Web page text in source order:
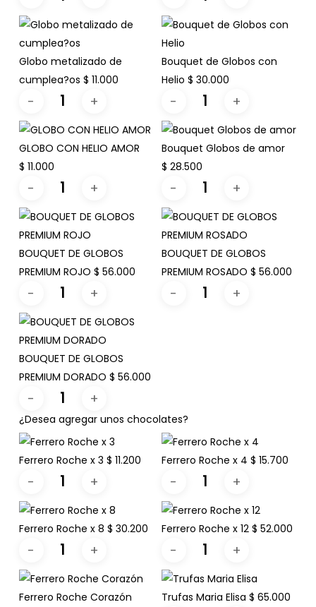
Globo metalizado de
cumplea?os $ 11.000
Bouquet de Globos con
Helio $ 30.000
GLOBO CON HELIO AMOR
$ 11.000
Bouquet Globos de amor
$ 28.500
BOUQUET DE GLOBOS
PREMIUM ROJO $ 56.000
BOUQUET DE GLOBOS
PREMIUM ROSADO $ 56.000
BOUQUET DE GLOBOS
PREMIUM DORADO $ 56.000
¿Desea agregar unos chocolates?
Ferrero Roche x 3 $ 11.200 Ferrero Roche x 4 $ 15.700
Ferrero Roche x 8 $ 30.200 Ferrero Roche x 12 $ 52.000
Ferrero Roche Corazón
Trufas Maria Elisa $ 65.000